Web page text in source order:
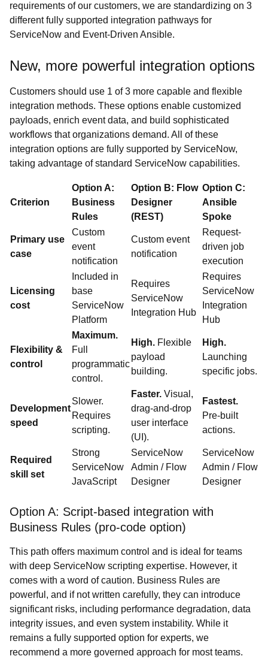
requirements of our customers, we are standardizing on 3
different fully supported integration pathways for
ServiceNow and Event-Driven Ansible.
New, more powerful integration options
Customers should use 1 of 3 more capable and flexible
integration methods. These options enable customized
payloads, enrich event data, and build sophisticated
workflows that organizations demand. All of these
integration options are fully supported by ServiceNow,
taking advantage of standard ServiceNow capabilities.
Criterion
Option A:
Business
Rules
Option B: Flow
Designer
(REST)
Option C:
Ansible
Spoke
Primary use
case
Custom
event
notification
Custom event
notification
Request-
driven job
execution
Licensing
cost
Included in
base
ServiceNow
Platform
Requires
ServiceNow
Integration Hub
Requires
ServiceNow
Integration
Hub
Flexibility &
control
Maximum.
Full
programmatic
control.
High. Flexible
payload
building.
High.
Launching
specific jobs.
Development
speed
Slower.
Requires
scripting.
Faster. Visual,
drag-and-drop
user interface
(UI).
Fastest.
Pre-built
actions.
Required
skill set
Strong
ServiceNow
JavaScript
ServiceNow
Admin / Flow
Designer
ServiceNow
Admin / Flow
Designer
Option A: Script-based integration with
Business Rules (pro-code option)
This path offers maximum control and is ideal for teams
with deep ServiceNow scripting expertise. However, it
comes with a word of caution. Business Rules are
powerful, and if not written carefully, they can introduce
significant risks, including performance degradation, data
integrity issues, and even system instability. While it
remains a fully supported option for experts, we
recommend a more governed approach for most teams.